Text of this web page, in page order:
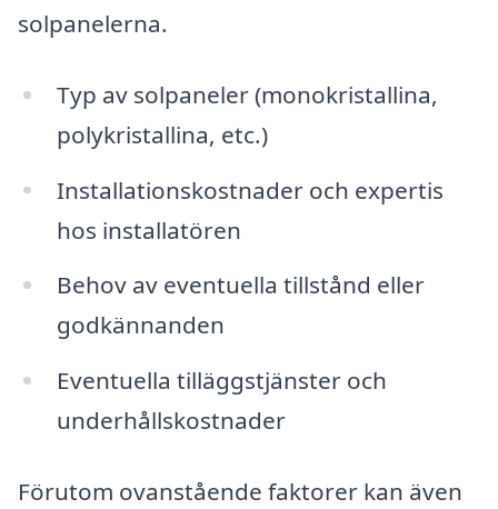
solpanelerna.
Typ av solpaneler (monokristallina,
polykristallina, etc.)
Installationskostnader och expertis
hos installatören
Behov av eventuella tillstånd eller
godkännanden
Eventuella tilläggstjänster och
underhållskostnader
Förutom ovanstående faktorer kan även